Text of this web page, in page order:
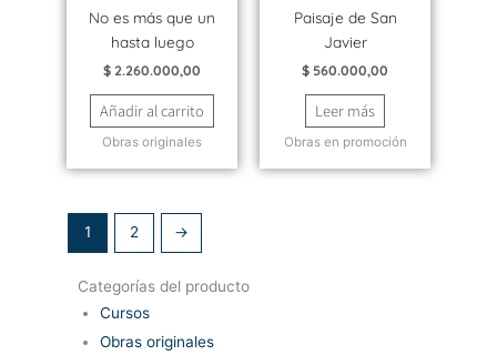
No es más que un
hasta luego
$ 2.260.000,00
Añadir al carrito
Obras originales
Paisaje de San
Javier
$ 560.000,00
Leer más
Obras en promoción
1 2 →
Categorías del producto
Cursos
Obras originales